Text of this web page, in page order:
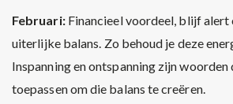
Februari: Financieel voordeel, blijf alert
uiterlijke balans. Zo behoud je deze
Inspanning en ontspanning zijn woorden
toepassen om die balans te creëren.